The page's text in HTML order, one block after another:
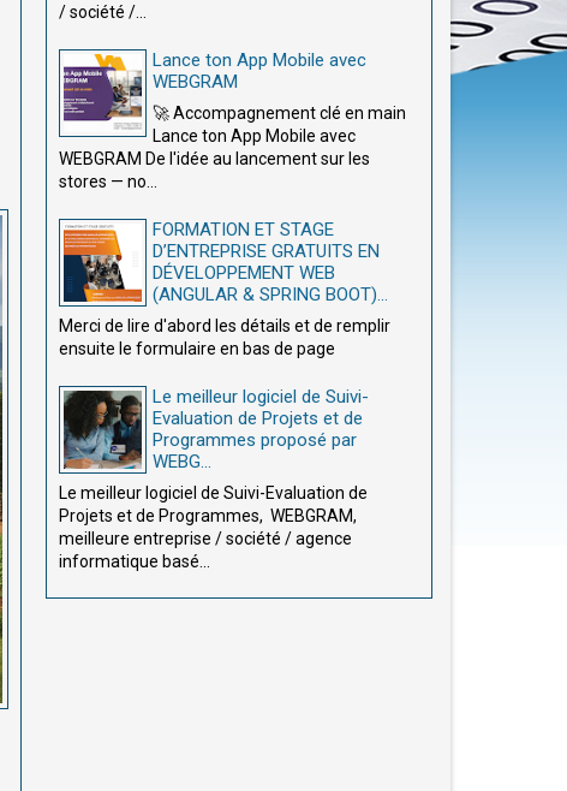
/ société /...
Lance ton App Mobile avec
WEBGRAM
🚀 Accompagnement clé en main
Lance ton App Mobile avec
WEBGRAM De l'idée au lancement sur les
stores — no...
FORMATION ET STAGE
D’ENTREPRISE GRATUITS EN
DÉVELOPPEMENT WEB
(ANGULAR & SPRING BOOT)...
Merci de lire d'abord les détails et de remplir
ensuite le formulaire en bas de page
Le meilleur logiciel de Suivi-
Evaluation de Projets et de
Programmes proposé par
WEBG...
Le meilleur logiciel de Suivi-Evaluation de
Projets et de Programmes, WEBGRAM,
meilleure entreprise / société / agence
informatique basé...